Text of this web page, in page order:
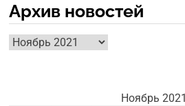
Архив новостей
Архив
новостей
Ноябрь 2021